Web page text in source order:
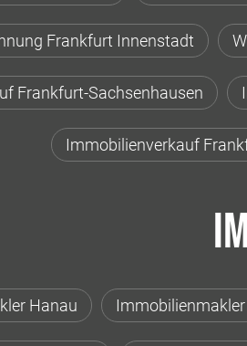
Frankfurt Innenstadt
Frankfurt-Sachsenhausen
Immobilienverkauf
Hanau